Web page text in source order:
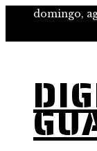
domingo,